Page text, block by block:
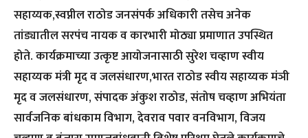
सहाय्यक,स्वप्नील राठोड जनसंपर्क अधिकारी तसेच अनेक
तांड्यातील सरपंच नायक व कारभारी मोठ्या प्रमाणात उपस्थित
होते. कार्यक्रमाच्या उत्कृष्ट आयोजनासाठी सुरेश चव्हाण स्वीय
सहाय्यक मंत्री मृद व जलसंधारण,भारत राठोड स्वीय सहाय्यक मंञी
मृद व जलसंधारण, संपादक अंकुश राठोड, संतोष चव्हाण अभियंता
सार्वजनिक बांधकाम विभाग, देवराव पवार वनविभाग, विजय